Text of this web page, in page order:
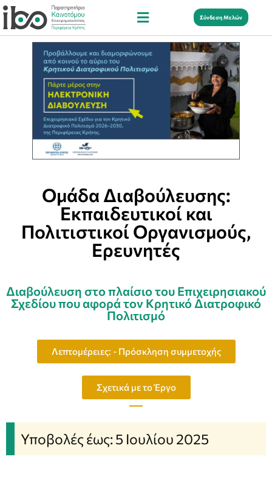
Σύνδεση Μελών
Ομάδα Διαβούλευσης:
Εκπαιδευτικοί και
Πολιτιστικοί Οργανισμούς,
Ερευνητές
Διαβούλευση στο πλαίσιο του Επιχειρησιακού
Σχεδίου που αφορά τον Κρητικό Διατροφικό
Πολιτισμό
Λεπτομέρειες: - Πρόσκληση συμμετοχής
Σχετικά με το Έργο
Υποβολές έως: 5 Ιουλίου 2025